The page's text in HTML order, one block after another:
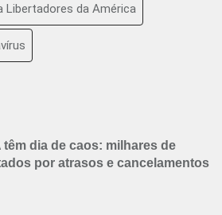
Libertadores da América
dia de caos: milhares de
por atrasos e cancelamentos